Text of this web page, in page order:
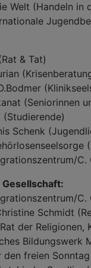
Welt (Handeln in
& Tat)
(Seniorinnen
(Studierende)
Schenk
Gesellschaft:
C.
Schmidt
der Religionen,
Bildungswerk
den freien